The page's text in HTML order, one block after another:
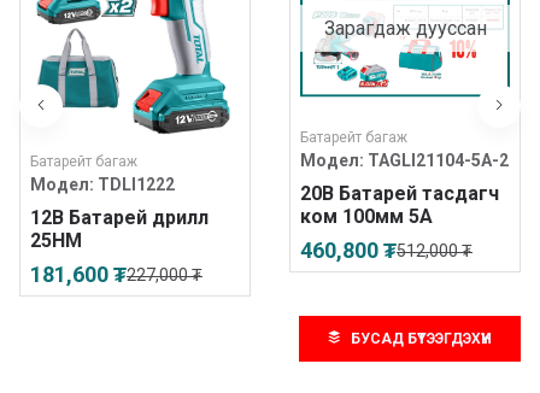
Батарейт багаж
Модел: TDLI1222
12В Батарей дрилл
25НМ
181,600 ₮227,000 ₮
Зарагдаж дууссан
Батарейт багаж
Модел: TAGLI21104-5A-2
20В Батарей тасдагч
ком 100мм 5А
460,800 ₮512,000 ₮
БУСАД БҮТЭЭГДЭХҮҮН